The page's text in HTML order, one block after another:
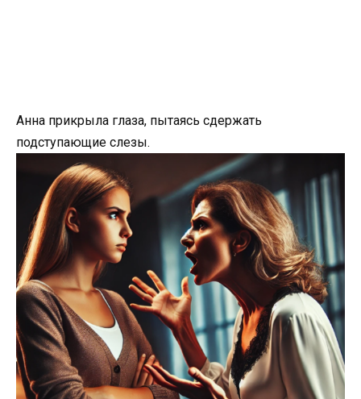
Анна прикрыла глаза, пытаясь сдержать
подступающие слезы.